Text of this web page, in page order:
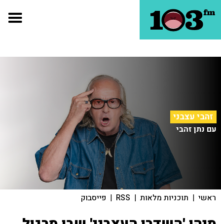
זהבי עצבני
עם נתן זהבי
ראשי | תוכניות מלאות |
RSS
| פייסבוק